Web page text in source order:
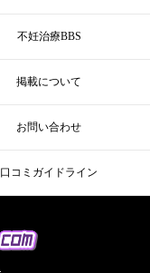
不妊治療BBS
掲載について
お問い合わせ
口コミガイドライン